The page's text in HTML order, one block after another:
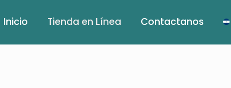
Inicio Tienda en Línea Contactanos